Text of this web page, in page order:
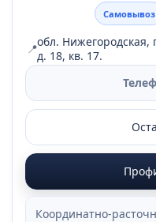
Самовывоз
📍обл. Нижегородская,
д. 18, кв. 17.
Координатно-